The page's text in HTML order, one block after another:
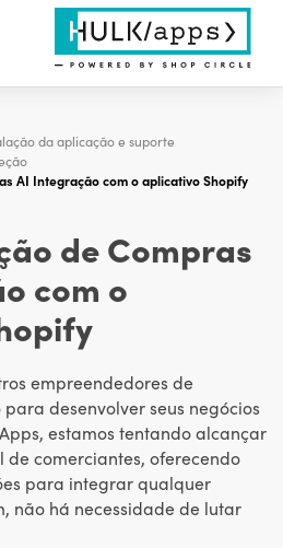
da aplicação e suporte
AI Integração com o aplicativo Shopify
de Compras
com o
empreendedores de
desenvolver seus negócios
estamos tentando alcançar
de comerciantes, oferecendo
para integrar qualquer
não há necessidade de lutar